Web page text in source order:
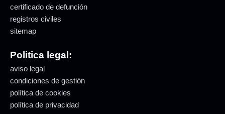
certificado de defunción
registros civiles
sitemap
Politica legal:
aviso legal
condiciones de gestión
política de cookies
política de privacidad